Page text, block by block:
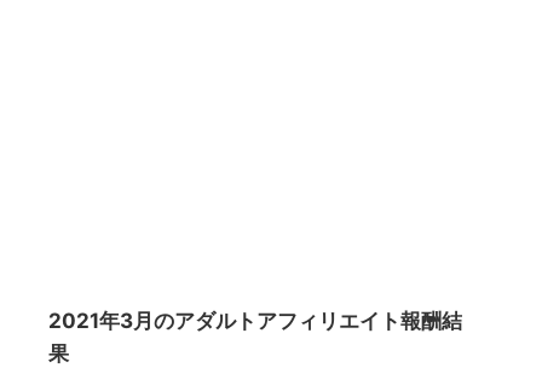
2021年3月のアダルトアフィリエイト報酬結
果